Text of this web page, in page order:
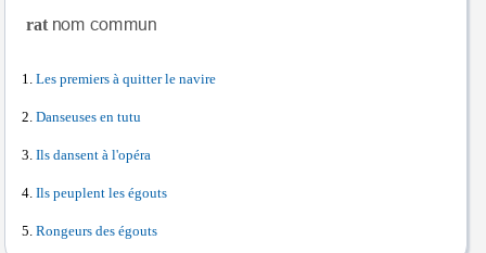
rat
Les premiers à quitter le navire
Danseuses en tutu
Ils dansent à l'opéra
Ils peuplent les égouts
Rongeurs des égouts